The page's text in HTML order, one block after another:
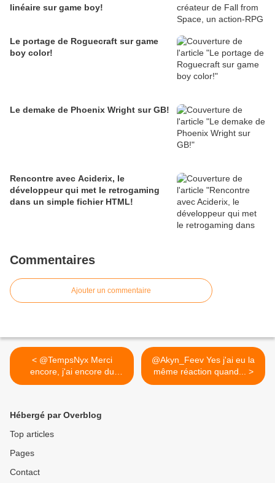
linéaire sur game boy!
Le portage de Roguecraft sur game
boy color!
Le demake de Phoenix Wright sur GB!
Rencontre avec Aciderix, le
développeur qui met le retrogaming
dans un simple fichier HTML!
Commentaires
Ajouter un commentaire
< @TempsNyx Merci
encore, j'ai encore du
travail sur...
@Akyn_Feev Yes j'ai eu la
même réaction quand... >
Hébergé par Overblog
Top articles
Pages
Contact